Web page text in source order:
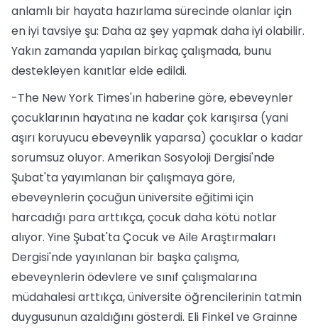
anlamlı bir hayata hazırlama sürecinde olanlar için
en iyi tavsiye şu: Daha az şey yapmak daha iyi olabilir.
Yakın zamanda yapılan birkaç çalışmada, bunu
destekleyen kanıtlar elde edildi.
-The New York Times'ın haberine göre, ebeveynler
çocuklarının hayatına ne kadar çok karışırsa (yani
aşırı koruyucu ebeveynlik yaparsa) çocuklar o kadar
sorumsuz oluyor. Amerikan Sosyoloji Dergisi'nde
Şubat'ta yayımlanan bir çalışmaya göre,
ebeveynlerin çocuğun üniversite eğitimi için
harcadığı para arttıkça, çocuk daha kötü notlar
alıyor. Yine Şubat'ta Çocuk ve Aile Araştırmaları
Dergisi'nde yayınlanan bir başka çalışma,
ebeveynlerin ödevlere ve sınıf çalışmalarına
müdahalesi arttıkça, üniversite öğrencilerinin tatmin
duygusunun azaldığını gösterdi. Eli Finkel ve Grainne